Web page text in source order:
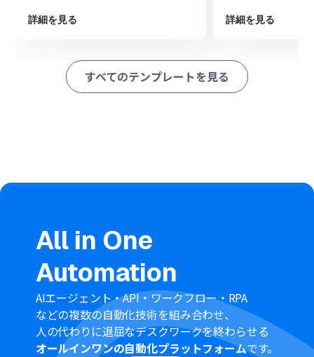
※「トリガー」：フロー起動のきっかけとなるアクション、「オ
ペレーション」：トリガー起動後、フロー内で処理を行うアク
■このワークフローのカスタムポイント
oviceへの通知設定において、通知を送信する先のグルー
プを、運用に合わせて任意に選択することが可能です。
■注意事項
トリガーは5分、10分、15分、30分、60分の間隔で起動
間隔を選択できます。
プランによって最短の起動間隔が異なりますので、ご注意
ください。
詳細を見る 詳細を見る
すべてのテンプレートを見る
All in One
Automation
AIエージェント・API・ワークフロー・RPA
などの複数の自動化技術を組み合わせ、
人の代わりに退屈なデスクワークを終わらせる
オールインワンの自動化プラットフォームです。